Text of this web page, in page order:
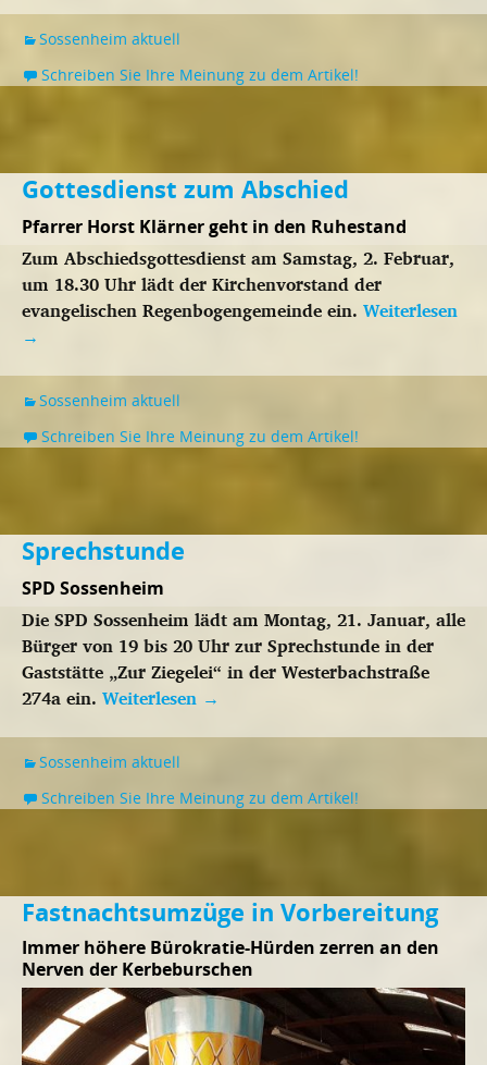
Sossenheim aktuell
Schreiben Sie Ihre Meinung zu dem Artikel!
Gottesdienst zum Abschied
Pfarrer Horst Klärner geht in den Ruhestand
Zum Abschiedsgottesdienst am Samstag, 2. Februar,
um 18.30 Uhr lädt der Kirchenvorstand der
evangelischen Regenbogengemeinde ein. Weiterlesen
→
Sossenheim aktuell
Schreiben Sie Ihre Meinung zu dem Artikel!
Sprechstunde
SPD Sossenheim
Die SPD Sossenheim lädt am Montag, 21. Januar, alle
Bürger von 19 bis 20 Uhr zur Sprechstunde in der
Gaststätte „Zur Ziegelei“ in der Westerbachstraße
274a ein. Weiterlesen →
Sossenheim aktuell
Schreiben Sie Ihre Meinung zu dem Artikel!
Fastnachtsumzüge in Vorbereitung
Immer höhere Bürokratie-Hürden zerren an den
Nerven der Kerbeburschen